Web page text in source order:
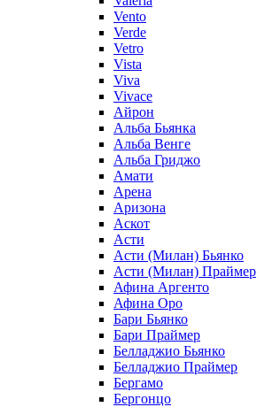
Vento
Verde
Vetro
Vista
Viva
Vivace
Айрон
Альба Бьянка
Альба Венге
Альба Гриджо
Амати
Арена
Аризона
Аскот
Асти
Асти (Милан) Бьянко
Асти (Милан) Праймер
Афина Аргенто
Афина Оро
Бари Бьянко
Бари Праймер
Белладжио Бьянко
Белладжио Праймер
Бергамо
Бергонцо